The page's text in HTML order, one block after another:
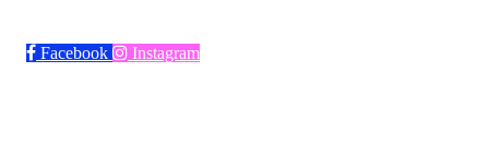
Facebook Instagram